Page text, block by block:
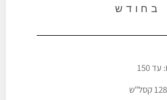
בחודש
: עד 150
128 קסל"ש